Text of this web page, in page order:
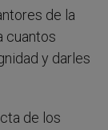
de la
cuantos
y darles
de los